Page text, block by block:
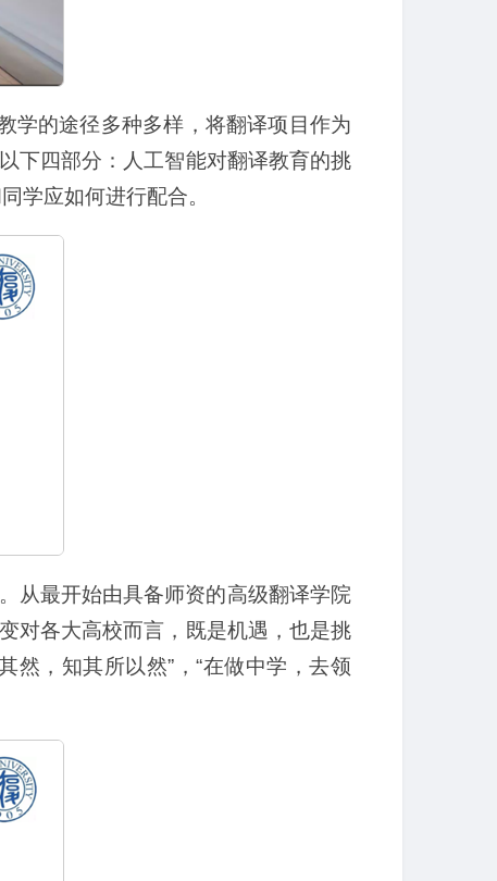
学的途径多种多样，将翻译项目作为
下四部分：人工智能对翻译教育的挑
学应如何进行配合。
从最开始由具备师资的高级翻译学院
对各大高校而言，既是机遇，也是挑
然，知其所以然”，“在做中学，去领